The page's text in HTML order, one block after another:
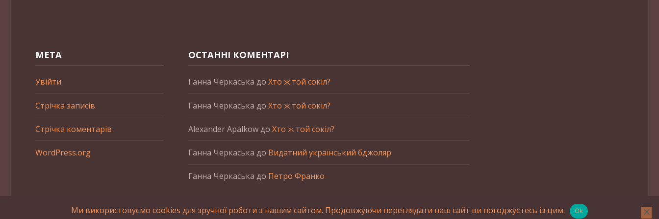
МЕТА
Увійти
Стрічка записів
Стрічка коментарів
WordPress.org
ОСТАННІ КОМЕНТАРІ
Ганна Черкаська до Хто ж той сокіл?
Ганна Черкаська до Хто ж той сокіл?
Alexander Apalkowдо Хто ж той сокіл?
Ганна Черкаська до Видатний український бджоляр
Ганна Черкаська до Петро Франко
Ми використовуємо cookies для зручної роботи з нашим сайтом. Продовжуючи переглядати наш сайт ви погоджуєтесь із цим. Ok